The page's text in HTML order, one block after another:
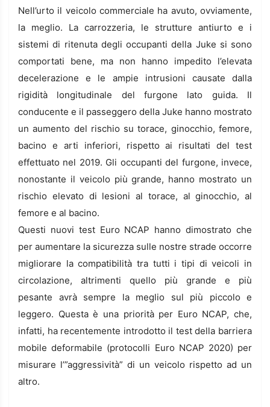
Nell’urto il veicolo commerciale ha avuto, ovviamente,
la meglio. La carrozzeria, le strutture antiurto e i
sistemi di ritenuta degli occupanti della Juke si sono
comportati bene, ma non hanno impedito l’elevata
decelerazione e le ampie intrusioni causate dalla
rigidità longitudinale del furgone lato guida. Il
conducente e il passeggero della Juke hanno mostrato
un aumento del rischio su torace, ginocchio, femore,
bacino e arti inferiori, rispetto ai risultati del test
effettuato nel 2019. Gli occupanti del furgone, invece,
nonostante il veicolo più grande, hanno mostrato un
rischio elevato di lesioni al torace, al ginocchio, al
femore e al bacino.
Questi nuovi test Euro NCAP hanno dimostrato che
per aumentare la sicurezza sulle nostre strade occorre
migliorare la compatibilità tra tutti i tipi di veicoli in
circolazione, altrimenti quello più grande e più
pesante avrà sempre la meglio sul più piccolo e
leggero. Questa è una priorità per Euro NCAP, che,
infatti, ha recentemente introdotto il test della barriera
mobile deformabile (protocolli Euro NCAP 2020) per
misurare l’”aggressività” di un veicolo rispetto ad un
altro.